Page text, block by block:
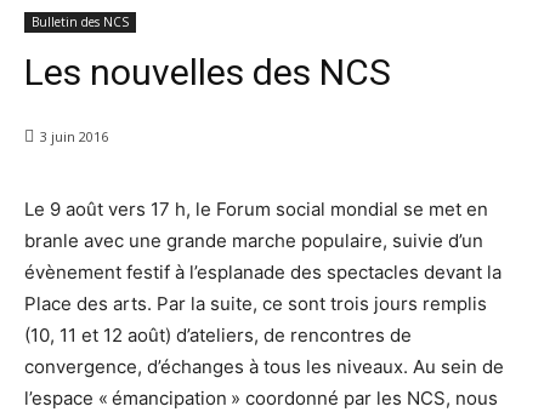
Bulletin des NCS
Les nouvelles des NCS
3 juin 2016
Le 9 août vers 17 h, le Forum social mondial se met en
branle avec une grande marche populaire, suivie d’un
évènement festif à l’esplanade des spectacles devant la
Place des arts. Par la suite, ce sont trois jours remplis
(10, 11 et 12 août) d’ateliers, de rencontres de
convergence, d’échanges à tous les niveaux. Au sein de
l’espace « émancipation » coordonné par les NCS, nous